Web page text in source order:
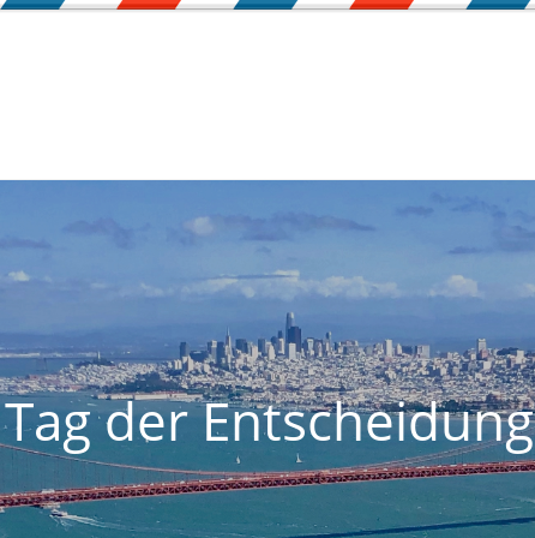
Tag der Entscheidung